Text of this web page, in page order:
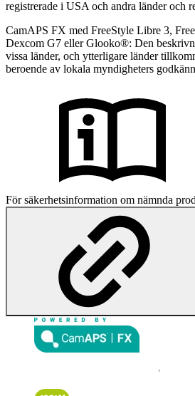
registrerade i USA och andra länder och
CamAPS FX med FreeStyle Libre 3,
Dexcom G7 eller Glooko®: Den
vissa länder, och ytterligare länder
beroende av lokala myndigheters
För säkerhetsinformation om nämnda